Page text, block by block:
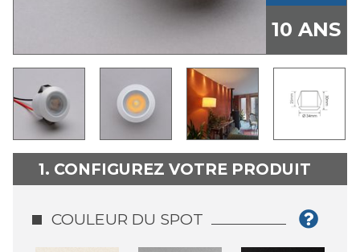
10 ANS
1. CONFIGUREZ VOTRE PRODUIT
COULEUR DU SPOT